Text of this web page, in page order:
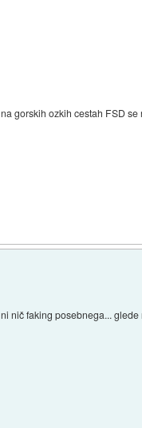
gorskih ozkih cestah FSD se
nič faking posebnega...